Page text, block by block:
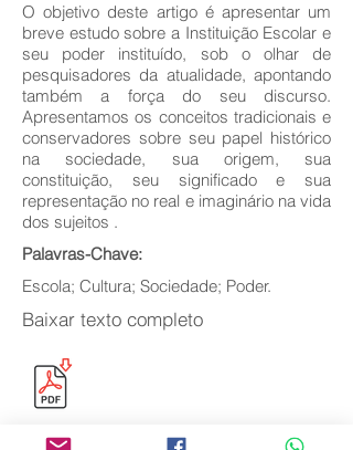
O objetivo deste artigo é apresentar um
breve estudo sobre a Instituição Escolar e
seu poder instituído, sob o olhar de
pesquisadores da atualidade, apontando
também a força do seu discurso.
Apresentamos os conceitos tradicionais e
conservadores sobre seu papel histórico
na sociedade, sua origem, sua
constituição, seu significado e sua
representação no real e imaginário na vida
dos sujeitos .
Palavras-Chave:
Escola; Cultura; Sociedade; Poder.
Baixar texto completo
Voltar